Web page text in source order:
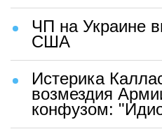
ЧП на Украине
США
Истерика
возмездия
конфузом: